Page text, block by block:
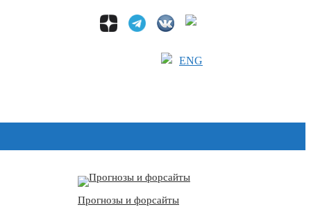
ENG
Прогнозы и форсайты